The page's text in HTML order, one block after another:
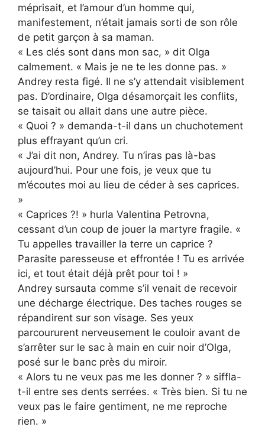
méprisait, et l’amour d’un homme qui,
manifestement, n’était jamais sorti de son rôle
de petit garçon à sa maman.
« Les clés sont dans mon sac, » dit Olga
calmement. « Mais je ne te les donne pas. »
Andrey resta figé. Il ne s’y attendait visiblement
pas. D’ordinaire, Olga désamorçait les conflits,
se taisait ou allait dans une autre pièce.
« Quoi ? » demanda-t-il dans un chuchotement
plus effrayant qu’un cri.
« J’ai dit non, Andrey. Tu n’iras pas là-bas
aujourd’hui. Pour une fois, je veux que tu
m’écoutes moi au lieu de céder à ses caprices.
»
« Caprices ?! » hurla Valentina Petrovna,
cessant d’un coup de jouer la martyre fragile. «
Tu appelles travailler la terre un caprice ?
Parasite paresseuse et effrontée ! Tu es arrivée
ici, et tout était déjà prêt pour toi ! »
Andrey sursauta comme s’il venait de recevoir
une décharge électrique. Des taches rouges se
répandirent sur son visage. Ses yeux
parcoururent nerveusement le couloir avant de
s’arrêter sur le sac à main en cuir noir d’Olga,
posé sur le banc près du miroir.
« Alors tu ne veux pas me les donner ? » siffla-
t-il entre ses dents serrées. « Très bien. Si tu ne
veux pas le faire gentiment, ne me reproche
rien. »